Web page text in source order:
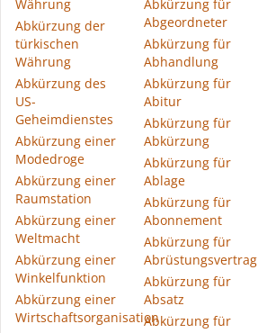
Währung
Abkürzung der
türkischen
Währung
Abkürzung des
US-
Geheimdienstes
Abkürzung einer
Modedroge
Abkürzung einer
Raumstation
Abkürzung einer
Weltmacht
Abkürzung einer
Winkelfunktion
Abkürzung einer
Wirtschaftsorganisation
Abkürzung für
Abgeordneter
Abkürzung für
Abhandlung
Abkürzung für
Abitur
Abkürzung für
Abkürzung
Abkürzung für
Ablage
Abkürzung für
Abonnement
Abkürzung für
Abrüstungsvertrag
Abkürzung für
Absatz
Abkürzung für